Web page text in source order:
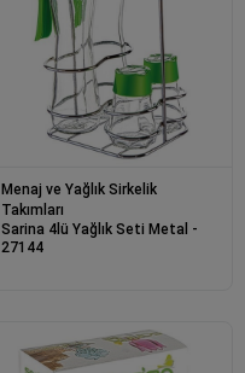
Menaj ve Yağlık Sirkelik
Takımları
Sarina 4lü Yağlık Seti Metal -
27144